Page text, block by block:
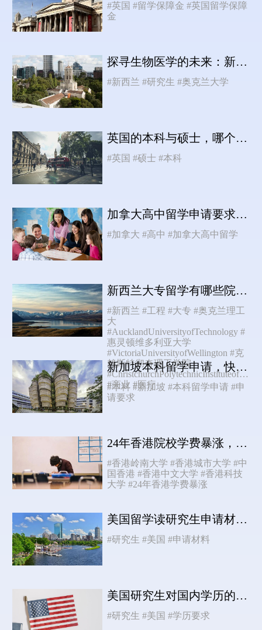
#英国 #留学保障金 #英国留学保障
金
探寻生物医学的未来：新西兰奥克兰大学研究生篇
#新西兰 #研究生 #奥克兰大学
英国的本科与硕士，哪个更具挑战性？
#英国 #硕士 #本科
加拿大高中留学申请要求有哪些？
#加拿大 #高中 #加拿大高中留学
新西兰大专留学有哪些院校和专业推荐？
#新西兰 #工程 #大专 #奥克兰理工
大
#AucklandUniversityofTechnology #
惠灵顿维多利亚大学
#VictoriaUniversityofWellington #克
赖斯特彻奇理工学院
#ChristchurchPolytechnicInstituteofTechnology
#商业 #医疗
新加坡本科留学申请，快收好这份攻略！
#本科 #新加坡 #本科留学申请 #申
请要求
24年香港院校学费暴涨，有专业突破40万！
#香港岭南大学 #香港城市大学 #中
国香港 #香港中文大学 #香港科技
大学 #24年香港学费暴涨
美国留学读研究生申请材料（4大类材料）
#研究生 #美国 #申请材料
美国研究生对国内学历的要求高吗？需要哪些要求？
#研究生 #美国 #学历要求